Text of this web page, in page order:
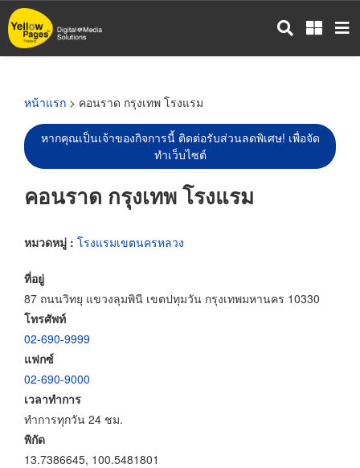
ข้าม
ไป
หน้าแรก > คอนราด กรุงเทพ โรงแรม
หากคุณเป็นเจ้าของกิจการนี้ ติดต่อรับส่วนลดพิเศษ! เพื่อจัด
ทำเว็บไซต์
คอนราด กรุงเทพ โรงแรม
หมวดหมู่ : โรงแรมเขตนครหลวง
ที่อยู่
87 ถนนวิทยุ แขวงลุมพินี เขตปทุมวัน กรุงเทพมหานคร 10330
โทรศัพท์
02-690-9999
แฟกซ์
02-690-9000
เวลาทำการ
ทำการทุกวัน 24 ชม.
พิกัด
13.7386645, 100.5481801